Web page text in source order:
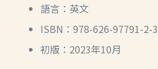
語言：英文
ISBN：978-626-97791-2-3
初版：2023年10月